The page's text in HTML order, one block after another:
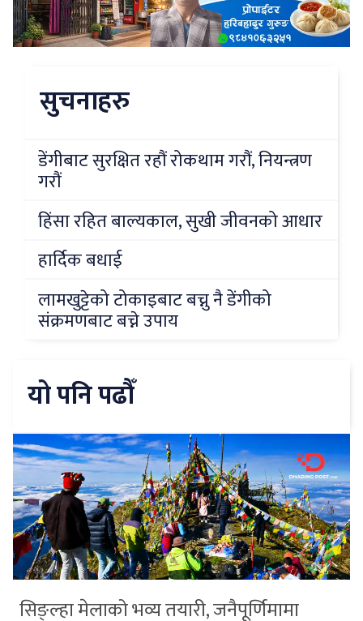
सुचनाहरु
डेंगीबाट सुरक्षित रहौं रोकथाम गरौं, नियन्त्रण
गरौं
हिंसा रहित बाल्यकाल, सुखी जीवनको आधार
हार्दिक बधाई
लामखुट्टेको टोकाइबाट बच्नु नै डेंगीको
संक्रमणबाट बच्ने उपाय
यो पनि पढौँ
सिङ्ल्हा मेलाको भव्य तयारी, जनैपूर्णिमामा